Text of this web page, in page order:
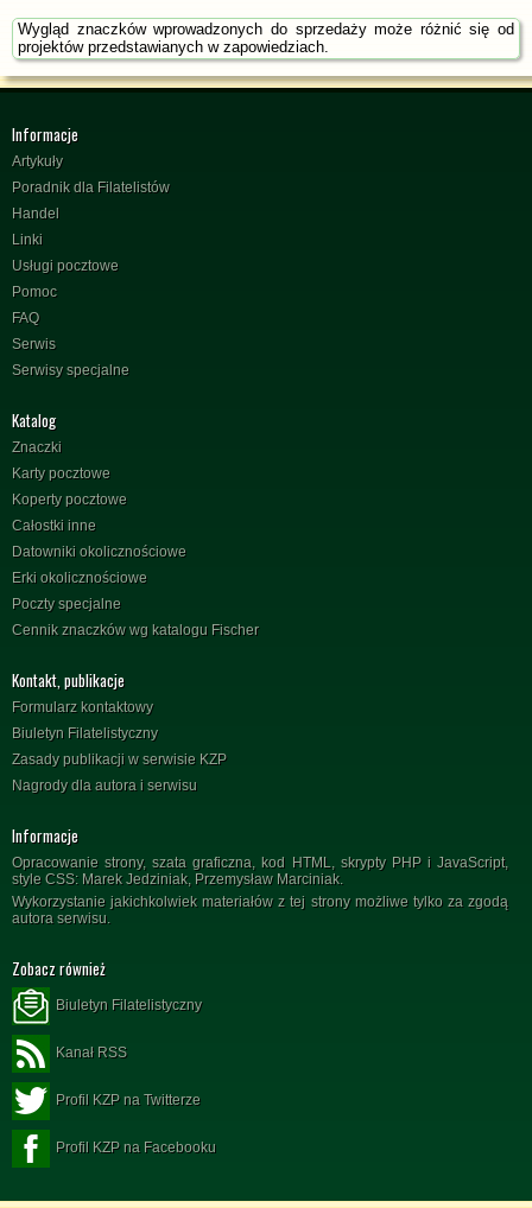
Wygląd znaczków wprowadzonych do sprzedaży może różnić się od
projektów przedstawianych w zapowiedziach.
Informacje
Artykuły
Poradnik dla Filatelistów
Handel
Linki
Usługi pocztowe
Pomoc
FAQ
Serwis
Serwisy specjalne
Katalog
Znaczki
Karty pocztowe
Koperty pocztowe
Całostki inne
Datowniki okolicznościowe
Erki okolicznościowe
Poczty specjalne
Cennik znaczków wg katalogu Fischer
Kontakt, publikacje
Formularz kontaktowy
Biuletyn Filatelistyczny
Zasady publikacji w serwisie KZP
Nagrody dla autora i serwisu
Informacje
Opracowanie strony, szata graficzna, kod HTML, skrypty PHP i JavaScript,
style CSS: Marek Jedziniak, Przemysław Marciniak.
Wykorzystanie jakichkolwiek materiałów z tej strony możliwe tylko za zgodą
autora serwisu.
Zobacz również
Biuletyn Filatelistyczny
Kanał RSS
Profil KZP na Twitterze
Profil KZP na Facebooku